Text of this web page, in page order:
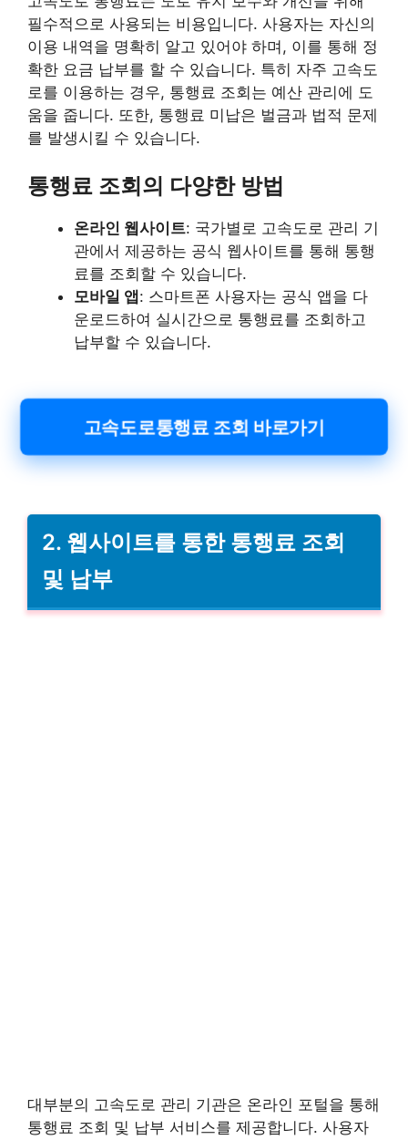
필수적으로 사용되는 비용입니다. 사용자는 자신의
이용 내역을 명확히 알고 있어야 하며, 이를 통해 정
확한 요금 납부를 할 수 있습니다. 특히 자주 고속도
로를 이용하는 경우, 통행료 조회는 예산 관리에 도
움을 줍니다. 또한, 통행료 미납은 벌금과 법적 문제
를 발생시킬 수 있습니다.
통행료 조회의 다양한 방법
온라인 웹사이트: 국가별로 고속도로 관리 기
관에서 제공하는 공식 웹사이트를 통해 통행
료를 조회할 수 있습니다.
모바일 앱: 스마트폰 사용자는 공식 앱을 다
운로드하여 실시간으로 통행료를 조회하고
납부할 수 있습니다.
고속도로통행료 조회 바로가기
2. 웹사이트를 통한 통행료 조회
및 납부
대부분의 고속도로 관리 기관은 온라인 포털을 통해
통행료 조회 및 납부 서비스를 제공합니다. 사용자